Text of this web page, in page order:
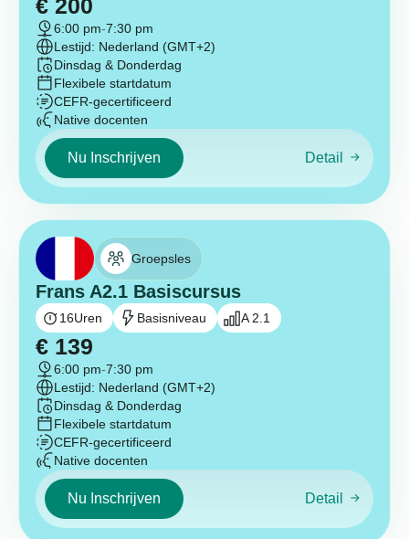
€ 200
6:00 pm-7:30 pm
Lestijd: Nederland (GMT+2)
Dinsdag & Donderdag
Flexibele startdatum
CEFR-gecertificeerd
Native docenten
Nu Inschrijven Detail
Groepsles
Frans A2.1 Basiscursus
16Uren Basisniveau A 2.1
€ 139
6:00 pm-7:30 pm
Lestijd: Nederland (GMT+2)
Dinsdag & Donderdag
Flexibele startdatum
CEFR-gecertificeerd
Native docenten
Nu Inschrijven Detail